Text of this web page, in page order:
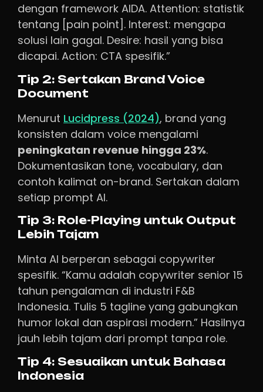
dengan framework AIDA. Attention: statistik
tentang [pain point]. Interest: mengapa
solusi lain gagal. Desire: hasil yang bisa
dicapai. Action: CTA spesifik.”
Tip 2: Sertakan Brand Voice
Document
Menurut Lucidpress (2024), brand yang
konsisten dalam voice mengalami
peningkatan revenue hingga 23%.
Dokumentasikan tone, vocabulary, dan
contoh kalimat on-brand. Sertakan dalam
setiap prompt AI.
Tip 3: Role-Playing untuk Output
Lebih Tajam
Minta AI berperan sebagai copywriter
spesifik. “Kamu adalah copywriter senior 15
tahun pengalaman di industri F&B
Indonesia. Tulis 5 tagline yang gabungkan
humor lokal dan aspirasi modern.” Hasilnya
jauh lebih tajam dari prompt tanpa role.
Tip 4: Sesuaikan untuk Bahasa
Indonesia